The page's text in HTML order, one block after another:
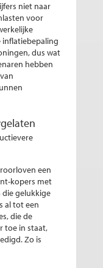
niet naar
voor
dus wat
hebben
een
kopers met
die gelukkige
al tot een
die de
toe in staat,
Zo is